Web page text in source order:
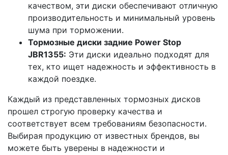
качеством, эти диски обеспечивают отличную
производительность и минимальный уровень
шума при торможении.
Тормозные диски задние Power Stop
JBR1355: Эти диски идеально подходят для
тех, кто ищет надежность и эффективность в
каждой поездке.
Каждый из представленных тормозных дисков
прошел строгую проверку качества и
соответствует всем требованиям безопасности.
Выбирая продукцию от известных брендов, вы
можете быть уверены в надежности и